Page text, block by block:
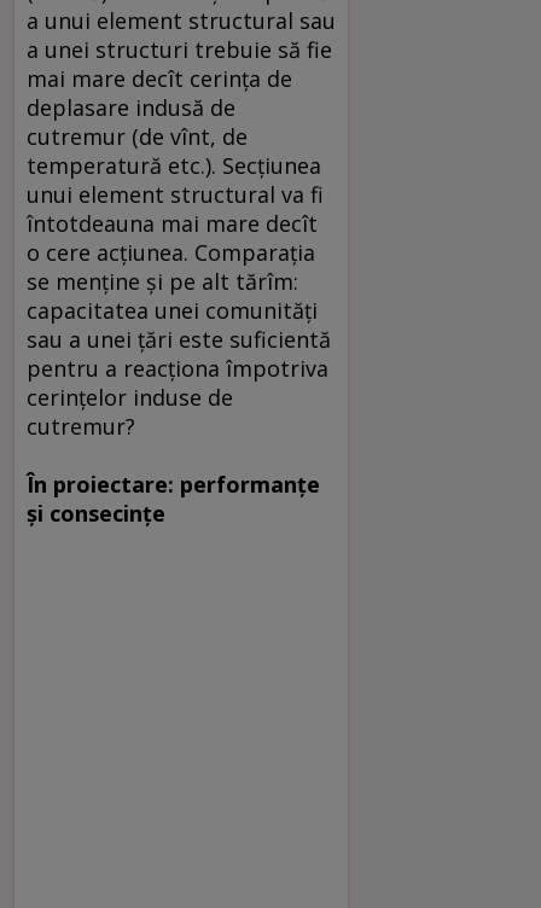
a unui element structural sau
a unei structuri trebuie să fie
mai mare decît cerinţa de
deplasare indusă de
cutremur (de vînt, de
temperatură etc.). Secţiunea
unui element structural va fi
întotdeauna mai mare decît
o cere acţiunea. Comparaţia
se menţine şi pe alt tărîm:
capacitatea unei comunităţi
sau a unei ţări este suficientă
pentru a reacţiona împotriva
cerinţelor induse de
cutremur?
În proiectare: performanţe
şi consecinţe